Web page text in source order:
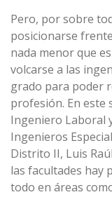
Pero, por sobre
posicionarse
nada menor que
volcarse a las
grado para poder
profesión. En este
Ingeniero Laboral
Ingenieros
Distrito II, Luis
las facultades hay
todo en áreas